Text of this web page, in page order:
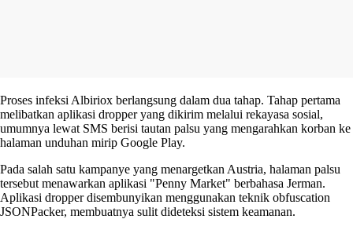
Proses infeksi Albiriox berlangsung dalam dua tahap. Tahap pertama
melibatkan aplikasi dropper yang dikirim melalui rekayasa sosial,
umumnya lewat SMS berisi tautan palsu yang mengarahkan korban ke
halaman unduhan mirip Google Play.
Pada salah satu kampanye yang menargetkan Austria, halaman palsu
tersebut menawarkan aplikasi "Penny Market" berbahasa Jerman.
Aplikasi dropper disembunyikan menggunakan teknik obfuscation
JSONPacker, membuatnya sulit dideteksi sistem keamanan.